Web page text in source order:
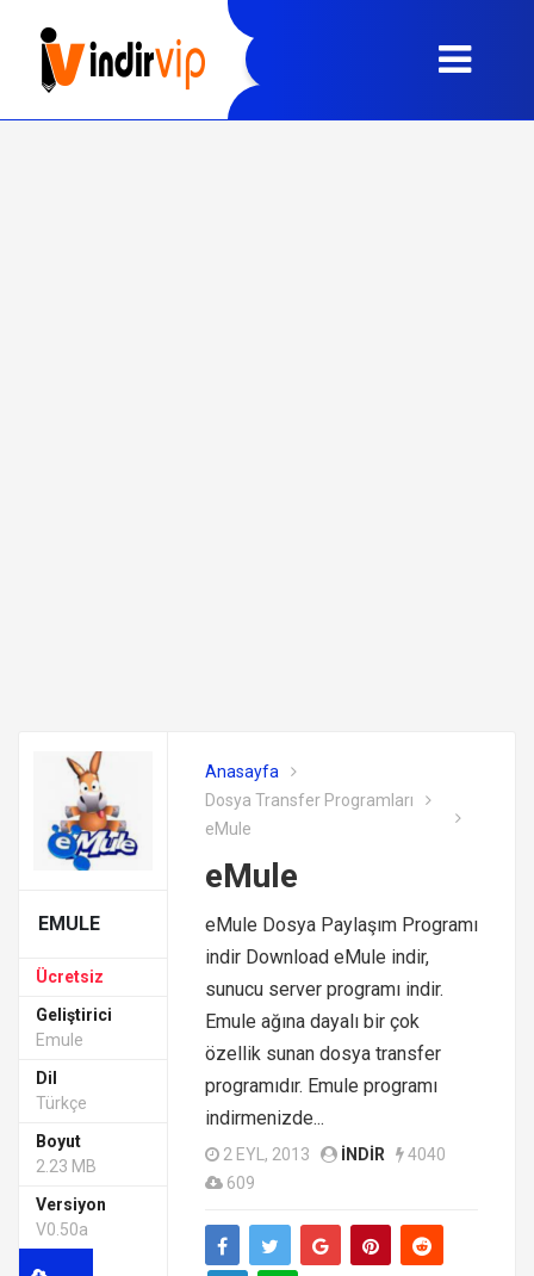
EMULE
Ücretsiz
Geliştirici
Emule
Dil
Türkçe
Boyut
2.23 MB
Versiyon
V0.50a
Anasayfa
Dosya Transfer Programları
eMule
eMule
eMule Dosya Paylaşım Programı
indir Download eMule indir,
sunucu server programı indir.
Emule ağına dayalı bir çok
özellik sunan dosya transfer
programıdır. Emule programı
indirmenizde...
2 EYL, 2013 INDIR
4040
609